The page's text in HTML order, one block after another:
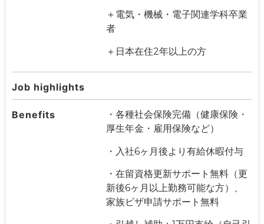
＋電気・機械・電子関連学科卒業
者
＋日本在住2年以上の方
Job highlights
Benefits
・各種社会保険完備（健康保険・
厚生年金・雇用保険など）
・入社6ヶ月後より有給休暇付与
・在留資格更新サポート無料（更
新後6ヶ月以上勤務可能な方）、
家族ビザ申請サポート無料